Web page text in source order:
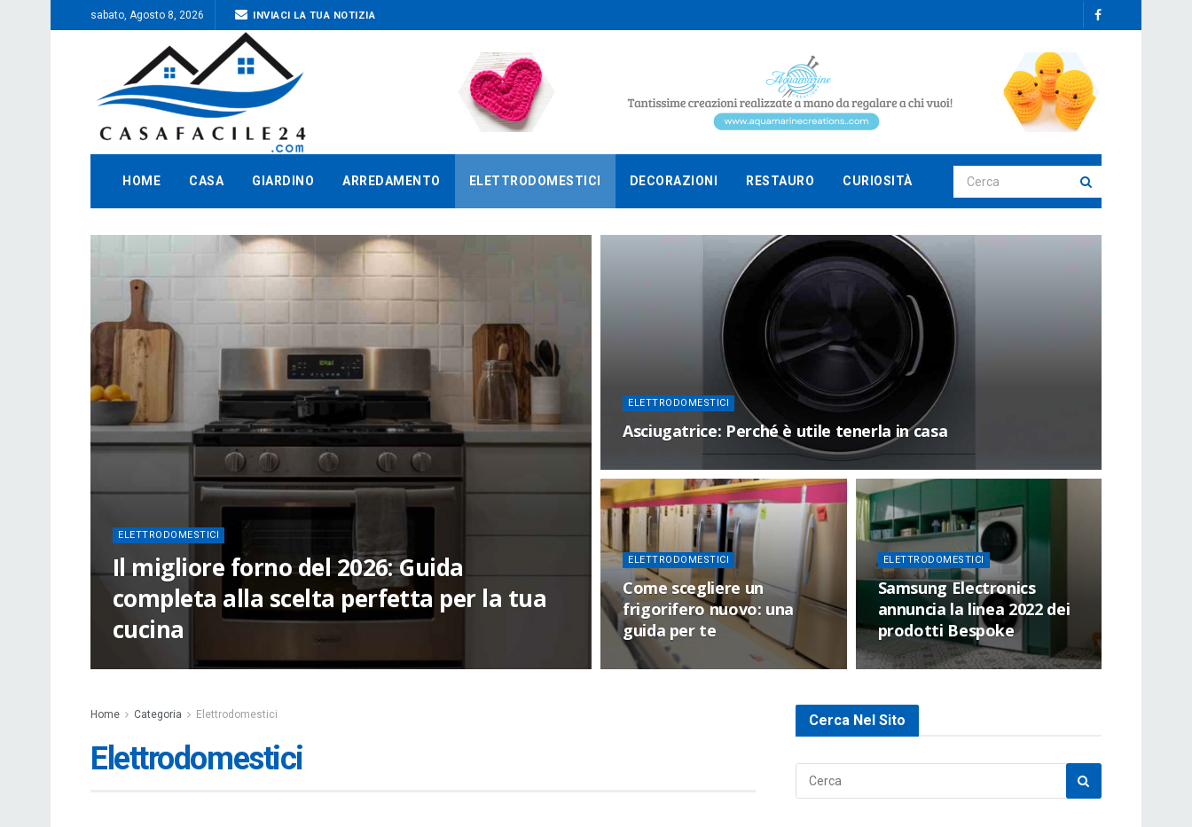
sabato, Agosto 8, 2026 INVIACI LA TUA NOTIZIA
HOME CASA GIARDINO ARREDAMENTO ELETTRODOMESTICI DECORAZIONI RESTAURO CURIOSITÀ
ELETTRODOMESTICI
Il migliore forno del 2026: Guida
completa alla scelta perfetta per la tua
cucina
ELETTRODOMESTICI
Asciugatrice: Perché è utile tenerla in casa
ELETTRODOMESTICI
Come scegliere un
frigorifero nuovo: una
guida per te
ELETTRODOMESTICI
Samsung Electronics
annuncia la linea 2022 dei
prodotti Bespoke
Home Categoria Elettrodomestici
Elettrodomestici
Cerca Nel Sito